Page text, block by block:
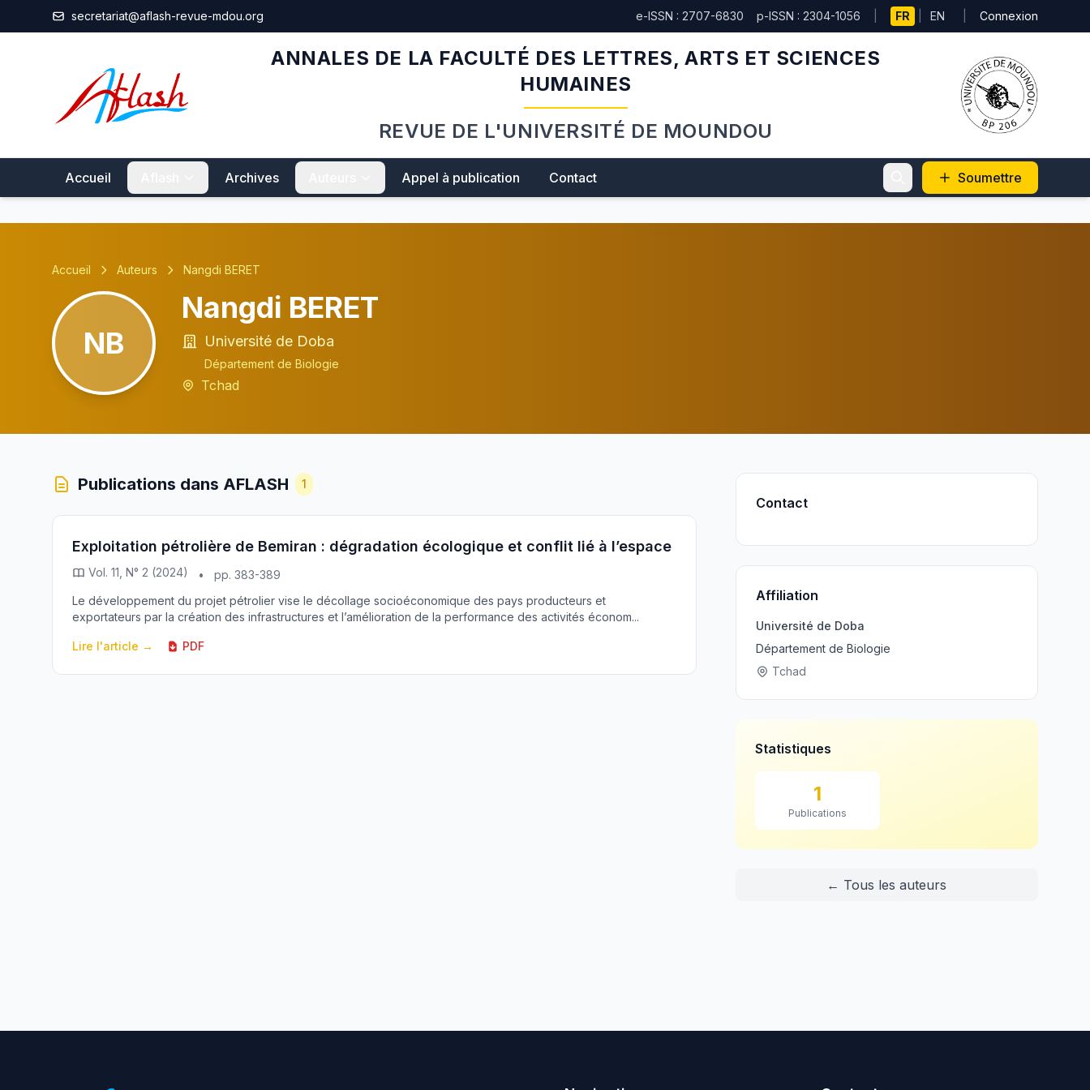
Aller au contenu principal
secretariat@aflash-revue-mdou.org e-ISSN : 2707-6830 p-ISSN : 2304-1056 FR EN Connexion
ANNALES DE LA FACULTÉ DES LETTRES, ARTS ET SCIENCES
HUMAINES
REVUE DE L'UNIVERSITÉ DE MOUNDOU
Accueil Archives Appel à publication Contact Soumettre
Accueil Auteurs Nangdi BERET
NB
Nangdi BERET
Université de Doba
Département de Biologie
Tchad
Publications dans AFLASH 1
Exploitation pétrolière de Bemiran : dégradation écologique et conflit lié à l’espace
Vol. 11, N° 2 (2024) •
pp. 383-389
Le développement du projet pétrolier vise le décollage socioéconomique des pays producteurs et
exportateurs par la création des infrastructures et l’amélioration de la performance des activités économ...
Lire l'article → PDF
Contact
Affiliation
Université de Doba
Département de Biologie
Tchad
Statistiques
1
Publications
← Tous les auteurs